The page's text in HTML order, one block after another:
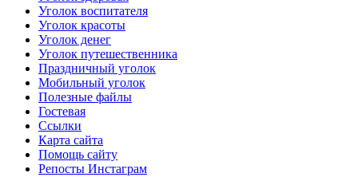
Уголок воспитателя
Уголок красоты
Уголок денег
Уголок путешественника
Праздничный уголок
Мобильный уголок
Полезные файлы
Гостевая
Ссылки
Карта сайта
Помощь сайту
Репосты Инстаграм